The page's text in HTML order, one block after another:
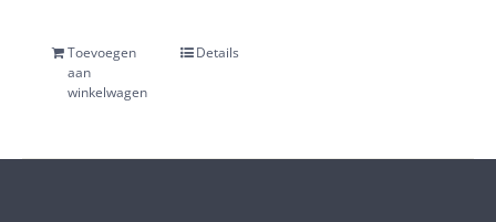
Toevoegen
aan
winkelwagen
Details